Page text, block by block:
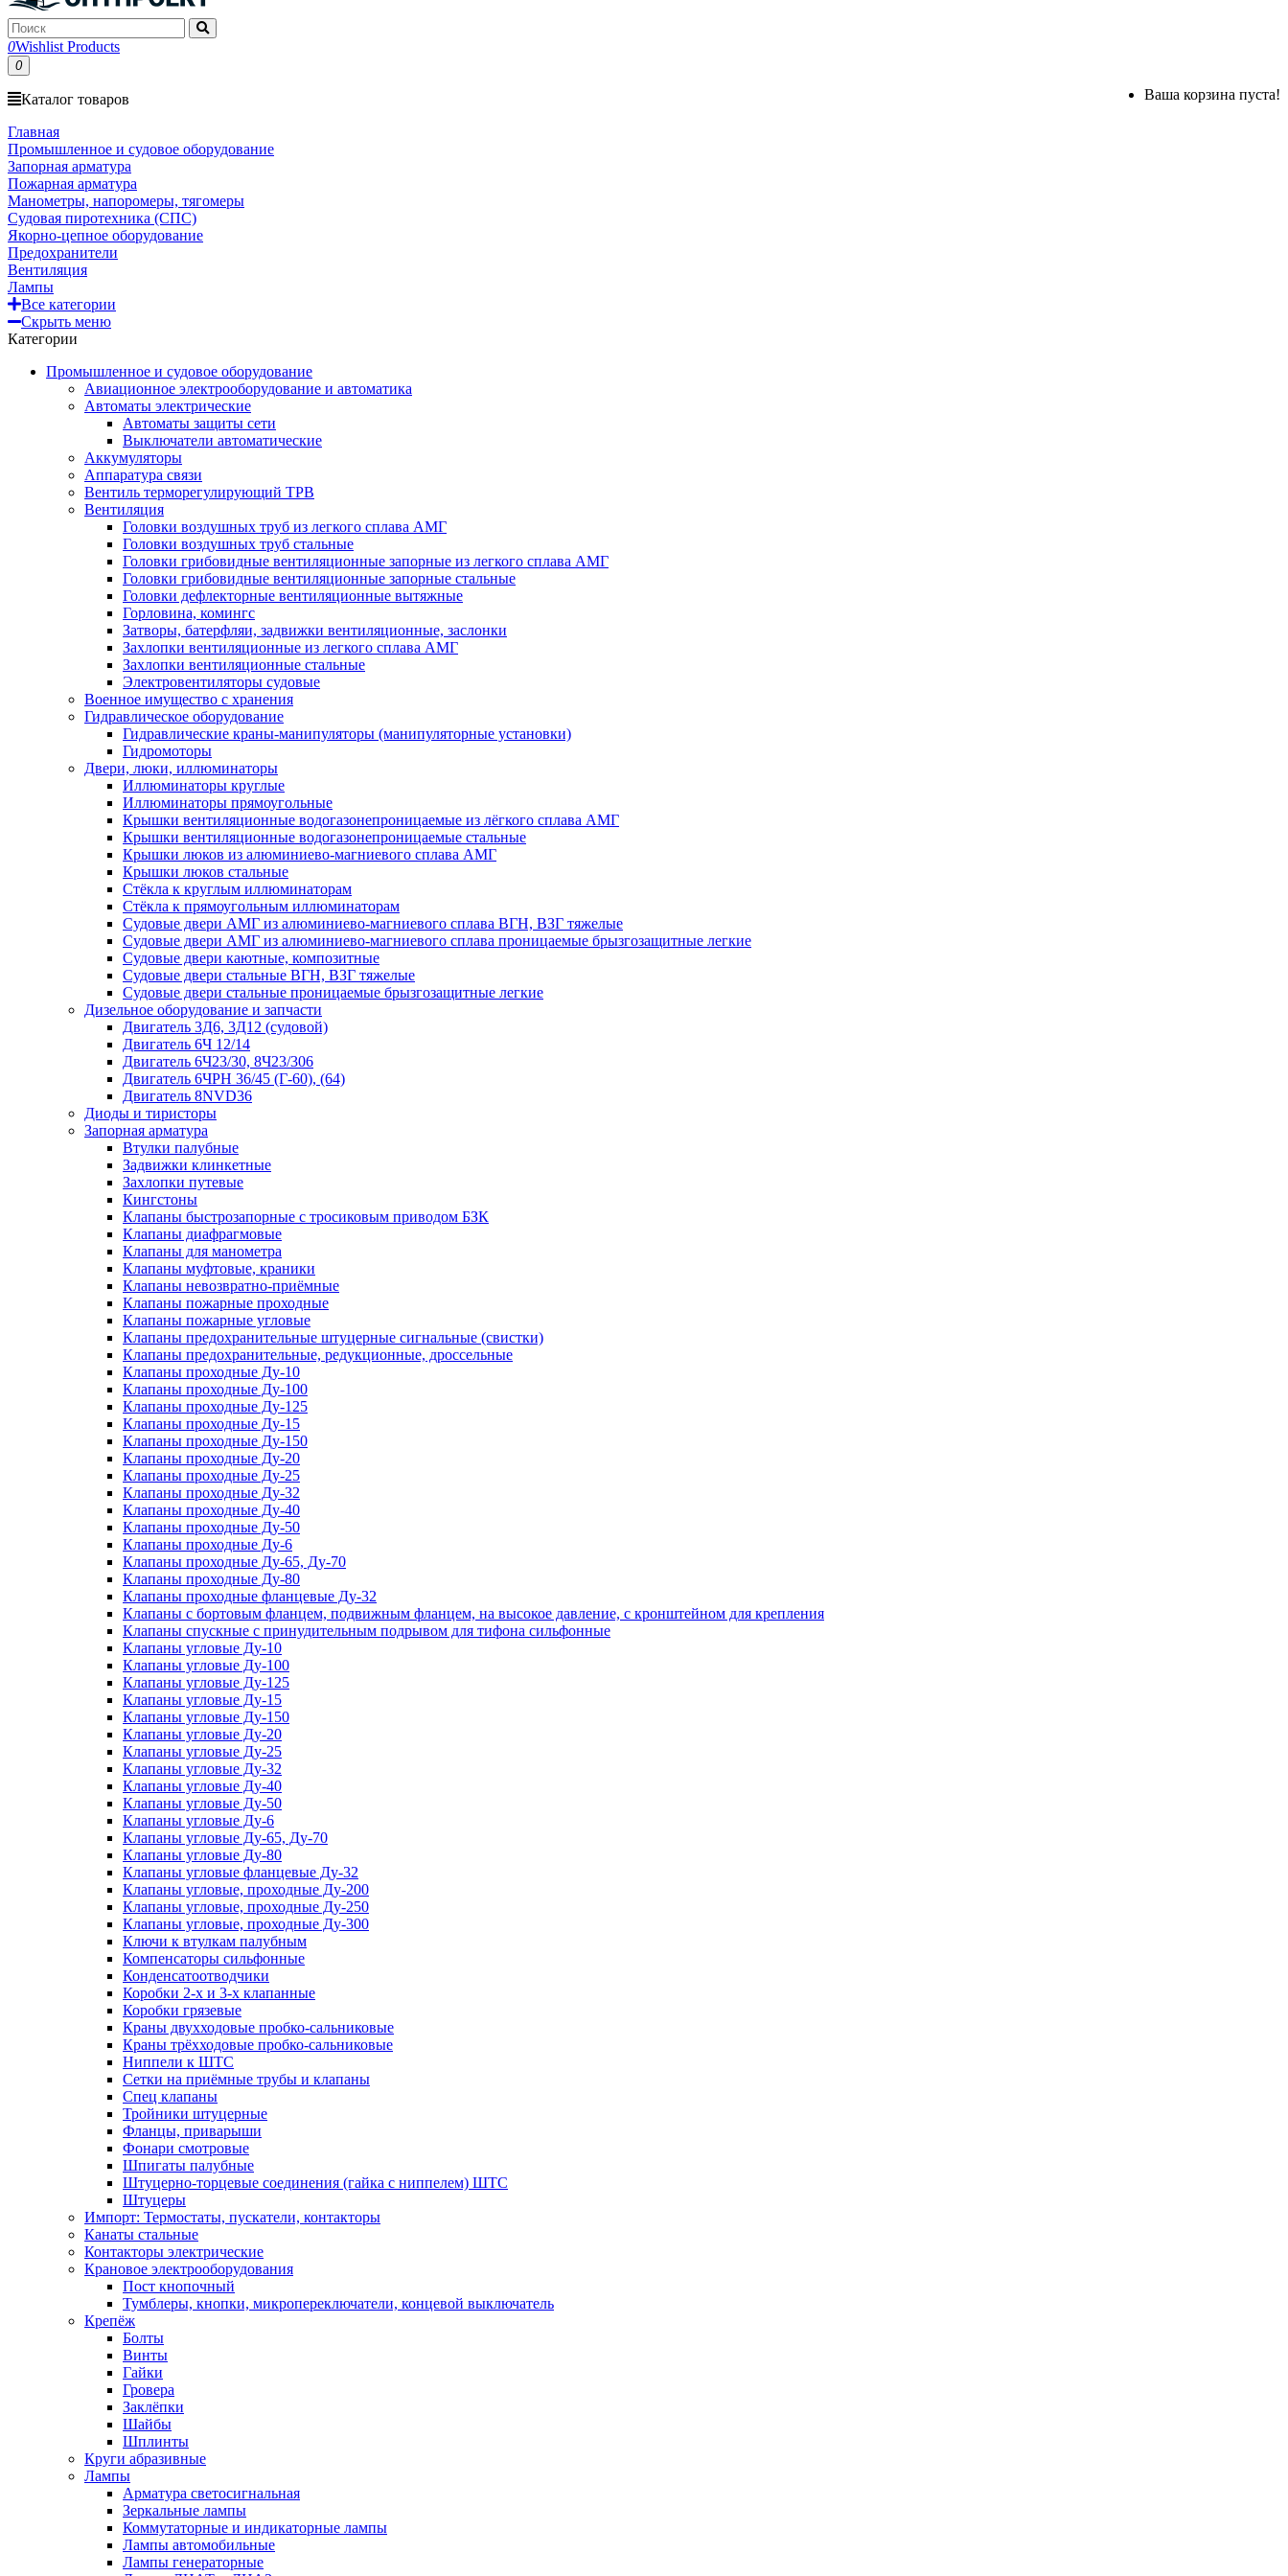
0Wishlist Products
0
Ваша корзина пуста!
Каталог товаров
Главная
Промышленное и судовое оборудование
Запорная арматура
Пожарная арматура
Манометры, напоромеры, тягомеры
Судовая пиротехника (СПС)
Якорно-цепное оборудование
Предохранители
Вентиляция
Лампы
Все категории
Скрыть меню
Категории
Промышленное и судовое оборудование
Авиационное электрооборудование и автоматика
Автоматы электрические
Автоматы защиты сети
Выключатели автоматические
Аккумуляторы
Аппаратура связи
Вентиль терморегулирующий ТРВ
Вентиляция
Головки воздушных труб из легкого сплава АМГ
Головки воздушных труб стальные
Головки грибовидные вентиляционные запорные из легкого сплава АМГ
Головки грибовидные вентиляционные запорные стальные
Головки дефлекторные вентиляционные вытяжные
Горловина, комингс
Затворы, батерфляи, задвижки вентиляционные, заслонки
Захлопки вентиляционные из легкого сплава АМГ
Захлопки вентиляционные стальные
Электровентиляторы судовые
Военное имущество с хранения
Гидравлическое оборудование
Гидравлические краны-манипуляторы (манипуляторные установки)
Гидромоторы
Двери, люки, иллюминаторы
Иллюминаторы круглые
Иллюминаторы прямоугольные
Крышки вентиляционные водогазонепроницаемые из лёгкого сплава АМГ
Крышки вентиляционные водогазонепроницаемые стальные
Крышки люков из алюминиево-магниевого сплава АМГ
Крышки люков стальные
Стёкла к круглым иллюминаторам
Стёкла к прямоугольным иллюминаторам
Судовые двери АМГ из алюминиево-магниевого сплава ВГН, ВЗГ тяжелые
Судовые двери АМГ из алюминиево-магниевого сплава проницаемые брызгозащитные легкие
Судовые двери каютные, композитные
Судовые двери стальные ВГН, ВЗГ тяжелые
Судовые двери стальные проницаемые брызгозащитные легкие
Дизельное оборудование и запчасти
Двигатель 3Д6, 3Д12 (судовой)
Двигатель 6Ч 12/14
Двигатель 6Ч23/30, 8Ч23/306
Двигатель 6ЧРН 36/45 (Г-60), (64)
Двигатель 8NVD36
Диоды и тиристоры
Запорная арматура
Втулки палубные
Задвижки клинкетные
Захлопки путевые
Кингстоны
Клапаны быстрозапорные с тросиковым приводом БЗК
Клапаны диафрагмовые
Клапаны для манометра
Клапаны муфтовые, краники
Клапаны невозвратно-приёмные
Клапаны пожарные проходные
Клапаны пожарные угловые
Клапаны предохранительные штуцерные сигнальные (свистки)
Клапаны предохранительные, редукционные, дроссельные
Клапаны проходные Ду-10
Клапаны проходные Ду-100
Клапаны проходные Ду-125
Клапаны проходные Ду-15
Клапаны проходные Ду-150
Клапаны проходные Ду-20
Клапаны проходные Ду-25
Клапаны проходные Ду-32
Клапаны проходные Ду-40
Клапаны проходные Ду-50
Клапаны проходные Ду-6
Клапаны проходные Ду-65, Ду-70
Клапаны проходные Ду-80
Клапаны проходные фланцевые Ду-32
Клапаны с бортовым фланцем, подвижным фланцем, на высокое давление, с кронштейном для крепления
Клапаны спускные с принудительным подрывом для тифона сильфонные
Клапаны угловые Ду-10
Клапаны угловые Ду-100
Клапаны угловые Ду-125
Клапаны угловые Ду-15
Клапаны угловые Ду-150
Клапаны угловые Ду-20
Клапаны угловые Ду-25
Клапаны угловые Ду-32
Клапаны угловые Ду-40
Клапаны угловые Ду-50
Клапаны угловые Ду-6
Клапаны угловые Ду-65, Ду-70
Клапаны угловые Ду-80
Клапаны угловые фланцевые Ду-32
Клапаны угловые, проходные Ду-200
Клапаны угловые, проходные Ду-250
Клапаны угловые, проходные Ду-300
Ключи к втулкам палубным
Компенсаторы сильфонные
Конденсатоотводчики
Коробки 2-х и 3-х клапанные
Коробки грязевые
Краны двухходовые пробко-сальниковые
Краны трёхходовые пробко-сальниковые
Ниппели к ШТС
Сетки на приёмные трубы и клапаны
Спец клапаны
Тройники штуцерные
Фланцы, приварыши
Фонари смотровые
Шпигаты палубные
Штуцерно-торцевые соединения (гайка с ниппелем) ШТС
Штуцеры
Импорт: Термостаты, пускатели, контакторы
Канаты стальные
Контакторы электрические
Крановое электрооборудования
Пост кнопочный
Тумблеры, кнопки, микропереключатели, концевой выключатель
Крепёж
Болты
Винты
Гайки
Гровера
Заклёпки
Шайбы
Шплинты
Круги абразивные
Лампы
Арматура светосигнальная
Зеркальные лампы
Коммутаторные и индикаторные лампы
Лампы автомобильные
Лампы генераторные